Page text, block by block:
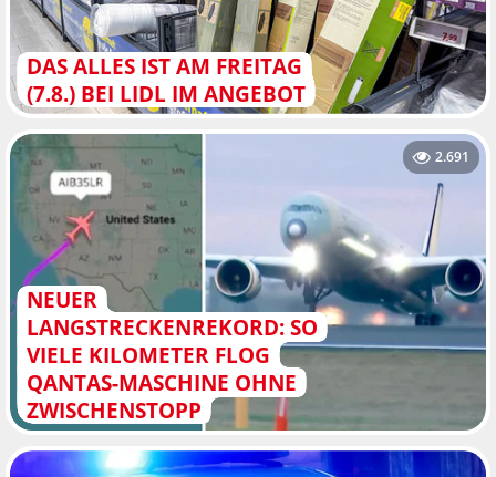
DAS ALLES IST AM FREITAG
(7.8.) BEI LIDL IM ANGEBOT
NEUER
LANGSTRECKENREKORD: SO
VIELE KILOMETER FLOG
QANTAS-MASCHINE OHNE
ZWISCHENSTOPP
2.691